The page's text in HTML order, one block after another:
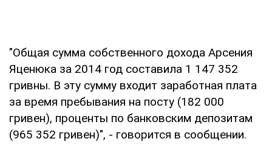
"Общая сумма собственного дохода Арсения
Яценюка за 2014 год составила 1 147 352
гривны. В эту сумму входит заработная плата
за время пребывания на посту (182 000
гривен), проценты по банковским депозитам
(965 352 гривен)", - говорится в сообщении.